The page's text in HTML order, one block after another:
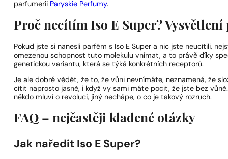
parfumerii Paryskie Perfumy.
Proč necítím Iso E Super?
Pokud jste si nanesli parfém s Iso E Super a nic jste neucítili,
omezenou schopnost tuto molekulu vnímat, a to právě díky
genetickou variantu, která se týká konkrétních receptorů.
Je ale dobré vědět, že to, že vůni nevnímáte, neznamená, že
cítit naprosto jasně, i když vy sami máte pocit, že jste bez
někdo mluví o revoluci, jiný nechápe, o co je takový rozruch.
FAQ – nejčastěji kladené otázky
Jak naředit Iso E Super?